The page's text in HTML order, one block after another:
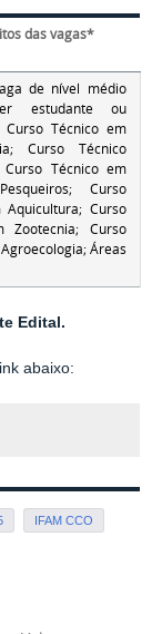
das vagas*
de nível médio
estudante ou
Técnico em
Curso Técnico
Curso Técnico em
Curso
Aquicultura; Curso
Zootecnia; Curso
Áreas
Edital.
abaixo:
IFAM CCO